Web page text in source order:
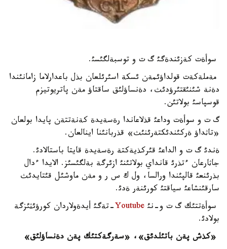
سوأةت كةزئندةگئ گ ت و توسبةلگئسئ.
مةملةكةت قولداؤئمةن ئسكة اسئرئلعان بذل باعدارلاما زامانئندا
دةنة شئنئقتئرؤدئث، دةنساؤلئق ساقتاؤ مةن پاتريوتيزم
قوسپاسئ بولاتئن.
گ ت و سوأةت وداعئ قذلاعاندا رةسةيدة كةنةتتةن پايدا بولعان
«تاثداؤ ةركئندئكتةرئنئث» قذربانئنا اينالعان.
ةندئ گ ت و الداعئ قئركذيةكتة رةسةيدة قايتا باستالادئ.
جاثارعان ءتذرئ قانداي بولاتئنئ ازئرگة بةلگئسئز. الايدا ءدال
بذرئنعئ قالپئندا ورالسا، ول ك س ر و مةن ماوشئل قئتايدئث
سارقئنشاعئ سياقتئ كورئنةر ةدئ.
سوأةتتئك گ ت و-نئ Youtube-تةگئ أيدةولاردان كورؤئثئزگة
بولادئ.
«كذش پةن باتئلدئق»، «سةرگةكتئك پةن دةنساؤلئق»